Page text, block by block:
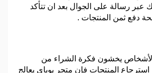
عبر رسالة على الجوال بعد ان تتأكد
دفع ثمن المنتجات .
الأشخاص يخشون فكرة الشراء من
استرجاع المنتجات فإن متجر يوباي يعالج